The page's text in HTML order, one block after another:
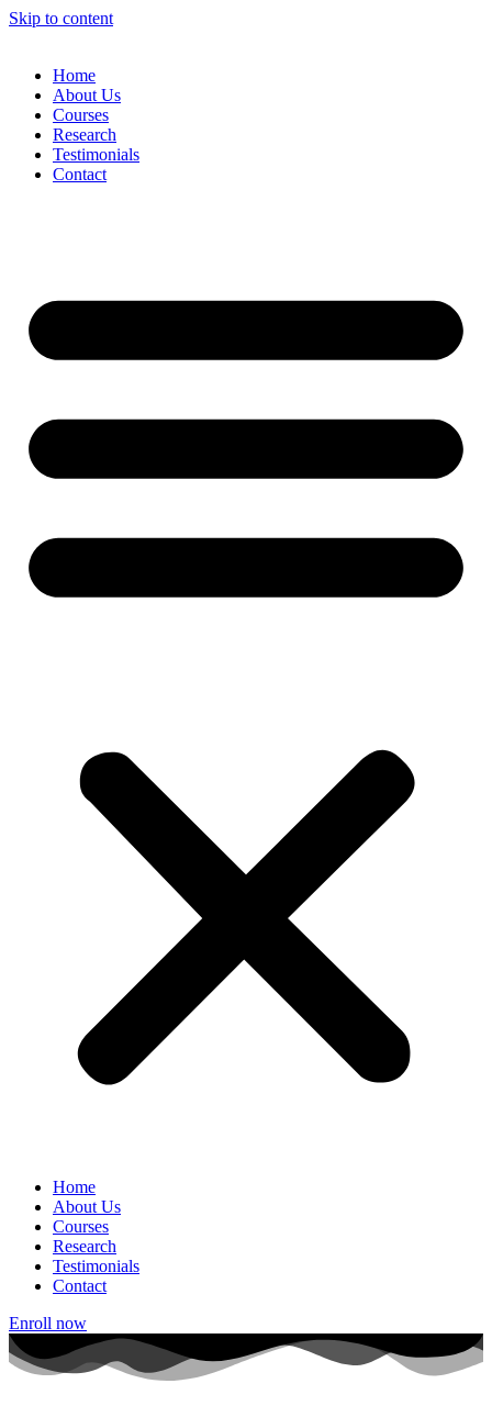
Skip to content
Home
About Us
Courses
Research
Testimonials
Contact
Home
About Us
Courses
Research
Testimonials
Contact
Enroll now